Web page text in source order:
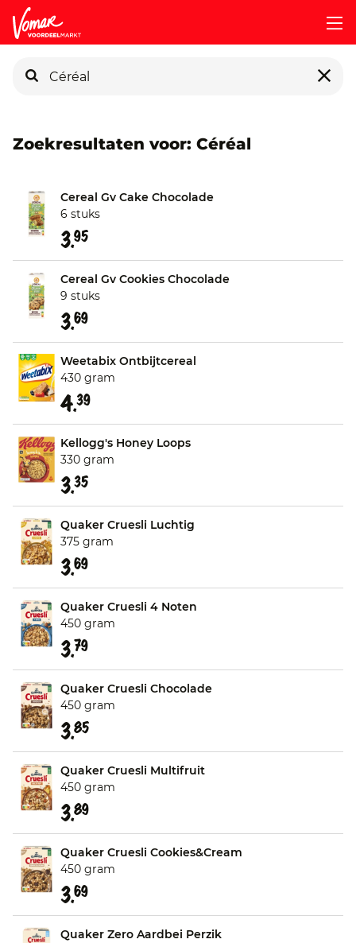
Persoonlijk KIK-account
Zoekresultaten voor: Céréal
Cereal Gv Cake Chocolade
6 stuks
3.95
Cereal Gv Cookies Chocolade
9 stuks
3.69
Weetabix Ontbijtcereal
430 gram
4.39
Kellogg's Honey Loops
330 gram
3.35
Quaker Cruesli Luchtig
375 gram
3.69
Quaker Cruesli 4 Noten
450 gram
3.79
Quaker Cruesli Chocolade
450 gram
3.85
Quaker Cruesli Multifruit
450 gram
3.89
Quaker Cruesli Cookies&Cream
450 gram
3.69
Quaker Zero Aardbei Perzik